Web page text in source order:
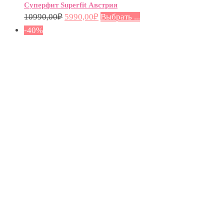
Суперфит Superfit Австрия
10990,00₽ 5990,00₽ Выбрать ...
-40%